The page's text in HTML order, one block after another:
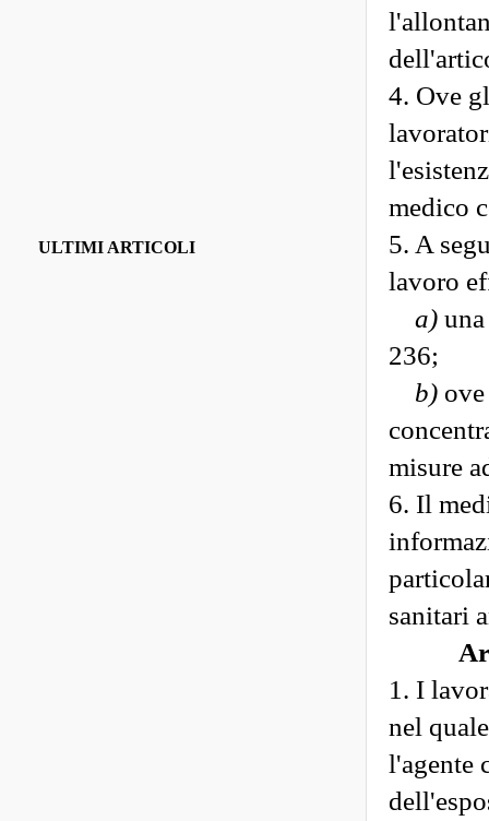
4. Ove
medico
5. A
lavoro
a)
236;
b)
misure
6. Il
sanitari
1. I
nel
l'agente
ULTIMI ARTICOLI